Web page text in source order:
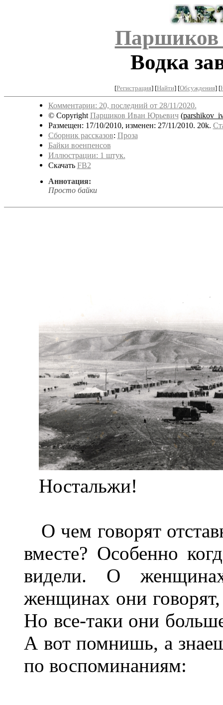
Водка
[Регистрация] [Найти] [Обсуждения] [
Комментарии: 20, последний от 28/11/2020.
© CopyrightПаршиков Иван Юрьевич(
Размещен: 17/10/2010, изменен: 27/11/2010. 20k.
Сборник рассказов: Проза
Байки военпенсов
Иллюстрации: 1 штук.
Скачать FB2
Аннотация:
Просто байки
Ностальжи!
О чем говорят
вместе? Особенно
видели. О
женщинах они
Но все-таки они
А вот помнишь, а
по воспоминаниям: